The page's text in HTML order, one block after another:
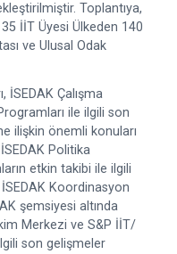
Toplantıya,
35 İİT Üyesi Ülkeden 140
ve Ulusal Odak
İSEDAK Çalışma
ile ilgili son
ilişkin önemli konuları
İSEDAK Politika
etkin takibi ile ilgili
Koordinasyon
şemsiyesi altında
Merkezi ve S&P İİT/
son gelişmeler